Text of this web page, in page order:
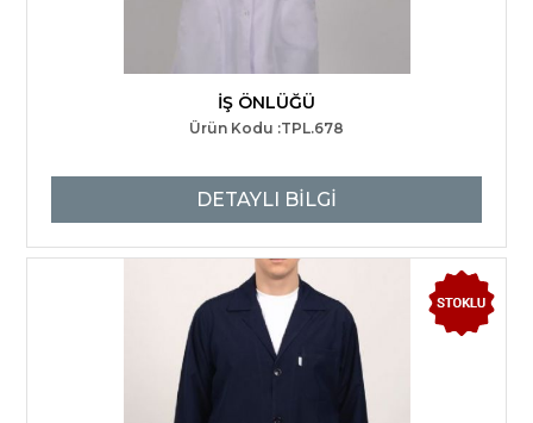
İŞ ÖNLÜĞÜ
Ürün Kodu :TPL.678
DETAYLI BİLGİ